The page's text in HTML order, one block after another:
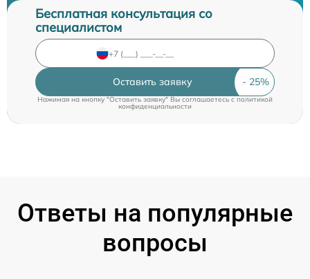
Бесплатная консультация со
специалистом
Оставить заявку
Нажимая на кнопку "Оставить заявку" Вы соглашаетесь cполитикой
конфиденциальности
Ответы на популярные
вопросы